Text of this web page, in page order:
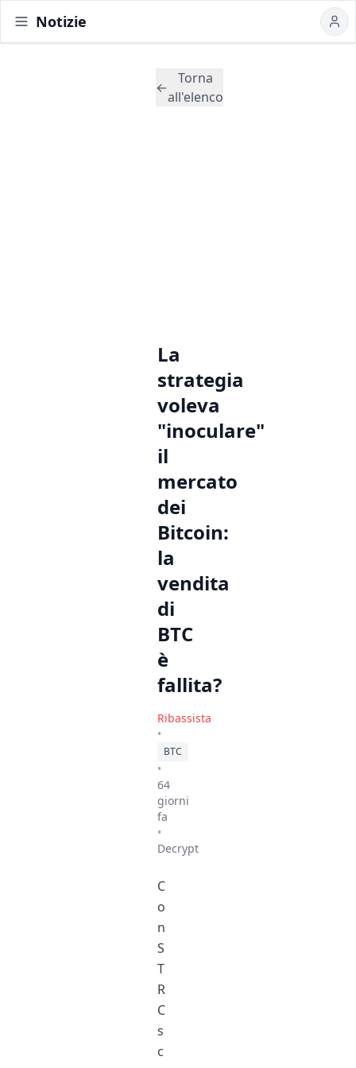
Notizie
←
Torna
all'elenco
La
strategia
voleva
"inoculare"
il
mercato
dei
Bitcoin:
la
vendita
di
BTC
è
fallita?
Ribassista
•
BTC
•
64
giorni
fa
•
Decrypt
C
o
n
S
T
R
C
s
c